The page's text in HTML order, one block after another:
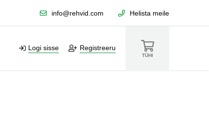
info@rehvid.com Helista meile
Logi sisse Registreeru
TÜHI